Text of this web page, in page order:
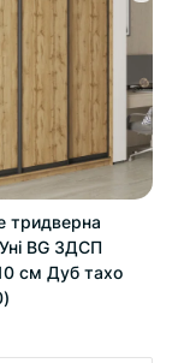
тридверна
BG 3ДСП
см Дуб тахо